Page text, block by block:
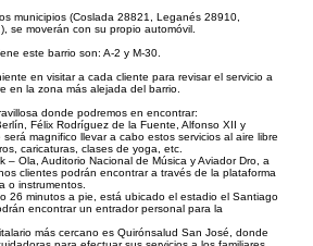
municipios (Coslada 28821, Leganés 28910,
se moverán con su propio automóvil.
este barrio son: A-2 y M-30.
en visitar a cada cliente para revisar el servicio a
en la zona más alejada del barrio.
donde podremos en encontrar:
Félix Rodríguez de la Fuente, Alfonso XII y
magnifico llevar a cabo estos servicios al aire libre
caricaturas, clases de yoga, etc.
– Ola, Auditorio Nacional de Música y Aviador Dro, a
clientes podrán encontrar a través de la plataforma
o instrumentos.
26 minutos a pie, está ubicado el estadio el Santiago
encontrar un entrador personal para la
más cercano es Quirónsalud San José, donde